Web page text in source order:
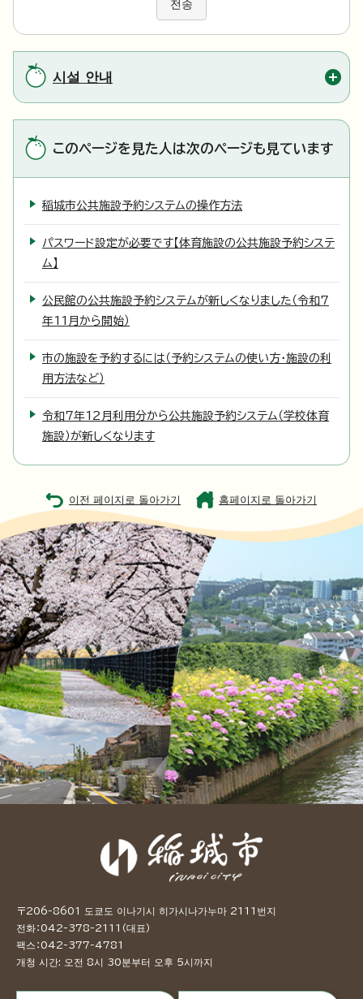
전송
시설 안내
このページを見た人は次のページも見ています
稲城市公共施設予約システムの操作方法
パスワード設定が必要です【体育施設の公共施設予約システ
ム】
公民館の公共施設予約システムが新しくなりました（令和7
年11月から開始）
市の施設を予約するには（予約システムの使い方・施設の利
用方法など）
令和7年12月利用分から公共施設予約システム（学校体育
施設）が新しくなります
이전 페이지로 돌아가기 홈페이지로 돌아가기
〒206-8601 도쿄도 이나기시 히가시나가누마 2111번지
전화：042-378-2111（대표）
팩스：042-377-4781
개청 시간: 오전 8시 30분부터 오후 5시까지